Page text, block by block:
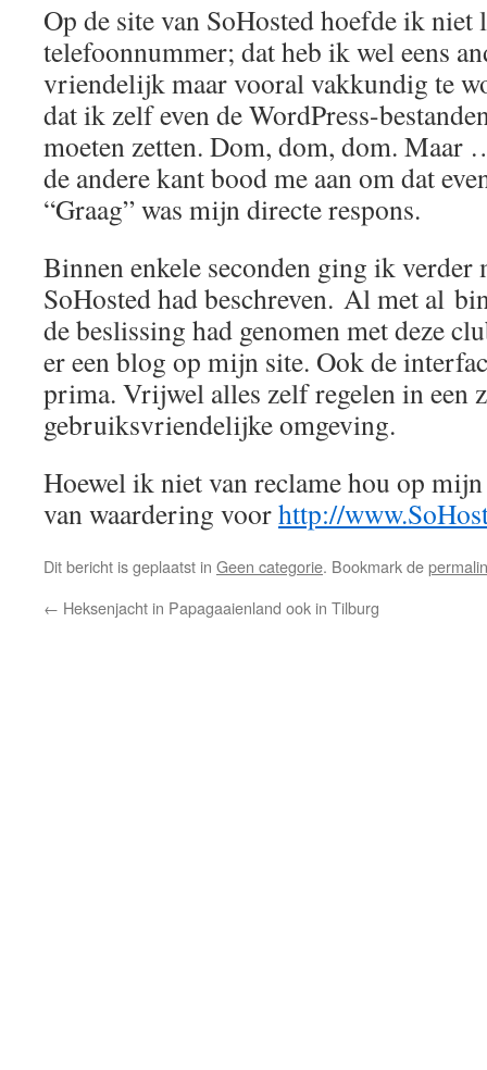
Op de site van SoHosted hoefde ik niet
telefoonnummer; dat heb ik wel eens
vriendelijk maar vooral vakkundig te
dat ik zelf even de WordPress-
moeten zetten. Dom, dom, dom. Maar
de andere kant bood me aan om dat
“Graag” was mijn directe respons.
Binnen enkele seconden ging ik
SoHosted had beschreven. Al met al
de beslissing had genomen met deze
er een blog op mijn site. Ook de
prima. Vrijwel alles zelf regelen in een
gebruiksvriendelijke omgeving.
Hoewel ik niet van reclame hou op
van waardering voorhttp://
Dit bericht is geplaatst in Geen categorie. Bookmark de
← Heksenjacht in Papagaaienland ook in Tilburg